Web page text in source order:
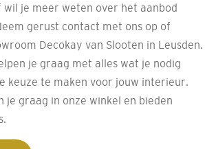
wil je meer weten over het aanbod
gerust contact met ons op of
Decokay van Slooten in Leusden.
je graag met alles wat je nodig
keuze te maken voor jouw interieur.
je graag in onze winkel en bieden